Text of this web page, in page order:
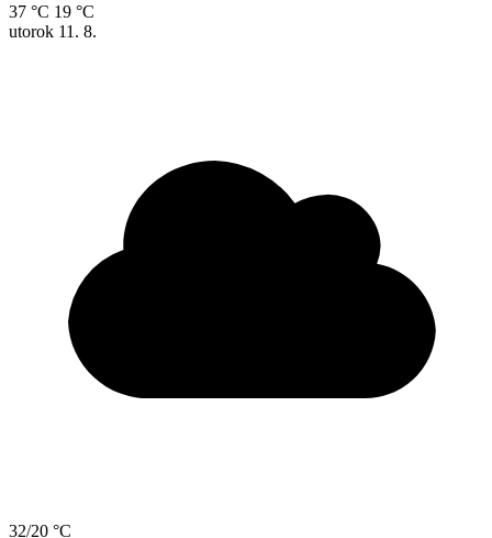
37 °C 19 °C
utorok 11. 8.
32/20 °C